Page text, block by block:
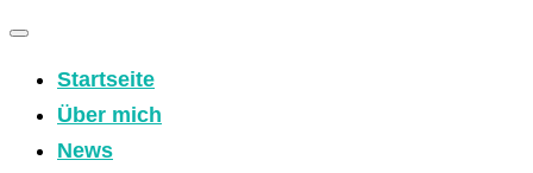
navigation
Startseite
Über mich
News